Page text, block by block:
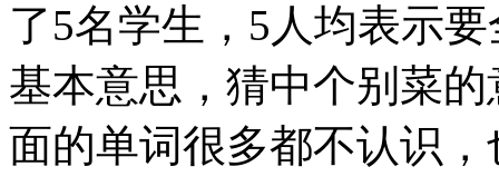
了5名学生，5人均表示
基本意思，猜中个别菜
面的单词很多都不认识